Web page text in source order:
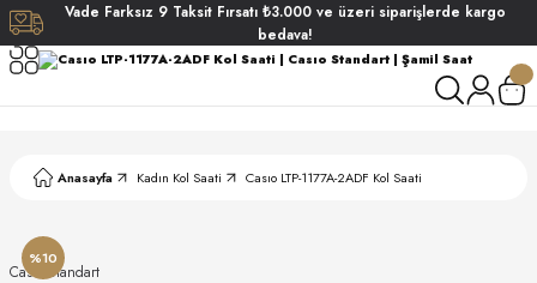
Vade Farksız 9 Taksit Fırsatı ₺3.000 ve üzeri siparişlerde kargo
bedava!
Anasayfa Kadın Kol Saati Casıo LTP-1177A-2ADF Kol Saati
%10
Casıo Standart